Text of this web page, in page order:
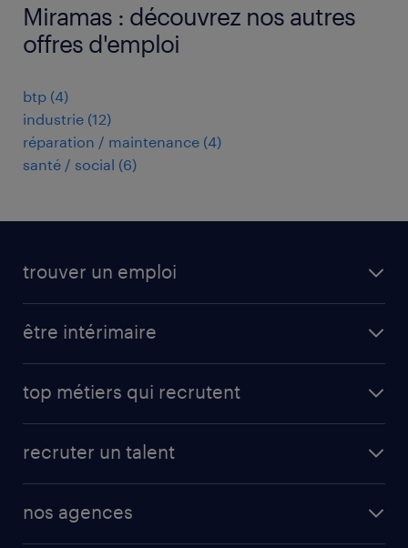
Miramas : découvrez nos autres
offres d'emploi
btp (4)
industrie (12)
réparation / maintenance (4)
santé / social (6)
trouver un emploi
créer un compte candidat
être intérimaire
app talent / portail web
top métiers qui recrutent
recruter un talent
solutions opérationnelles
nos agences